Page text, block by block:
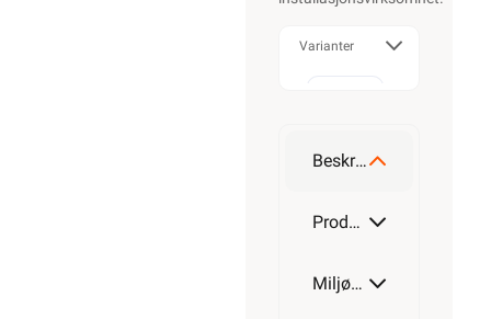
Varianter
Beskrivelse
Produktdetaljer
Miljøparametere